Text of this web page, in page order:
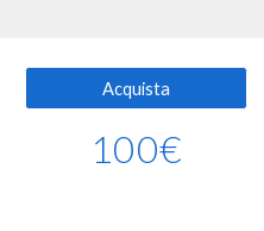
Acquista
100€